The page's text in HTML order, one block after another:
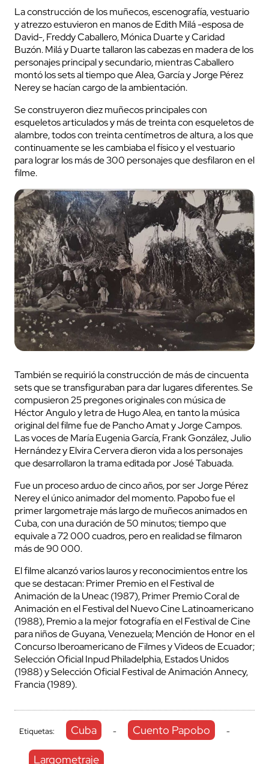
La construcción de los muñecos, escenografía, vestuario
y atrezzo estuvieron en manos de Edith Milá -esposa de
David-, Freddy Caballero, Mónica Duarte y Caridad
Buzón. Milá y Duarte tallaron las cabezas en madera de los
personajes principal y secundario, mientras Caballero
montó los sets al tiempo que Alea, García y Jorge Pérez
Nerey se hacían cargo de la ambientación.
Se construyeron diez muñecos principales con
esqueletos articulados y más de treinta con esqueletos de
alambre, todos con treinta centímetros de altura, a los que
continuamente se les cambiaba el físico y el vestuario
para lograr los más de 300 personajes que desfilaron en el
filme.
También se requirió la construcción de más de cincuenta
sets que se transfiguraban para dar lugares diferentes. Se
compusieron 25 pregones originales con música de
Héctor Angulo y letra de Hugo Alea, en tanto la música
original del filme fue de Pancho Amat y Jorge Campos.
Las voces de María Eugenia García, Frank González, Julio
Hernández y Elvira Cervera dieron vida a los personajes
que desarrollaron la trama editada por José Tabuada.
Fue un proceso arduo de cinco años, por ser Jorge Pérez
Nerey el único animador del momento. Papobo fue el
primer largometraje más largo de muñecos animados en
Cuba, con una duración de 50 minutos; tiempo que
equivale a 72 000 cuadros, pero en realidad se filmaron
más de 90 000.
El filme alcanzó varios lauros y reconocimientos entre los
que se destacan: Primer Premio en el Festival de
Animación de la Uneac (1987), Primer Premio Coral de
Animación en el Festival del Nuevo Cine Latinoamericano
(1988), Premio a la mejor fotografía en el Festival de Cine
para niños de Guyana, Venezuela; Mención de Honor en el
Concurso Iberoamericano de Filmes y Videos de Ecuador;
Selección Oficial Inpud Philadelphia, Estados Unidos
(1988) y Selección Oficial Festival de Animación Annecy,
Francia (1989).
Etiquetas: Cuba - Cuento Papobo -
Largometraje